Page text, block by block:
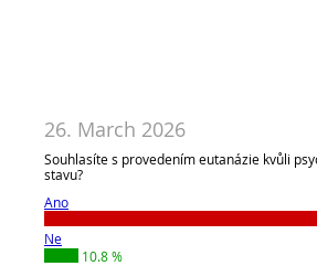
26. March 2026
Souhlasíte s provedením eutanázie kvůli
stavu?
Ano
Ne
10.8 %